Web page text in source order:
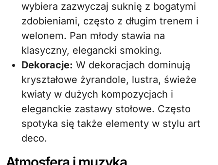
wybiera zazwyczaj suknię z bogatymi
zdobieniami, często z długim trenem i
welonem. Pan młody stawia na
klasyczny, elegancki smoking.
Dekoracje: W dekoracjach dominują
kryształowe żyrandole, lustra, świeże
kwiaty w dużych kompozycjach i
eleganckie zastawy stołowe. Często
spotyka się także elementy w stylu art
deco.